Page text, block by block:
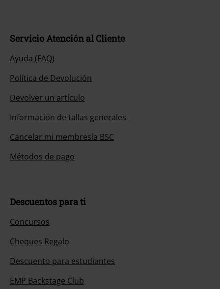
Servicio Atención al Cliente
Ayuda (FAQ)
Política de Devolución
Devolver un artículo
Información de tallas generales
Cancelar mi membresía BSC
Métodos de pago
Descuentos para ti
Concursos
Cheques Regalo
Descuento para estudiantes
EMP Backstage Club